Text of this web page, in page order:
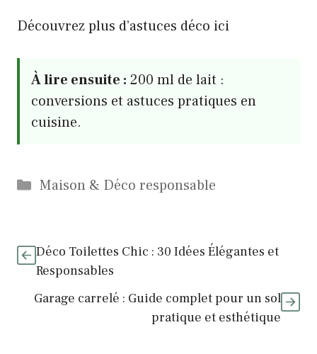
Découvrez plus d’astuces déco ici
À lire ensuite : 200 ml de lait :
conversions et astuces pratiques en
cuisine.
Catégories
Maison & Déco responsable
Déco Toilettes Chic : 30 Idées Élégantes et
Responsables
Garage carrelé : Guide complet pour un sol
pratique et esthétique